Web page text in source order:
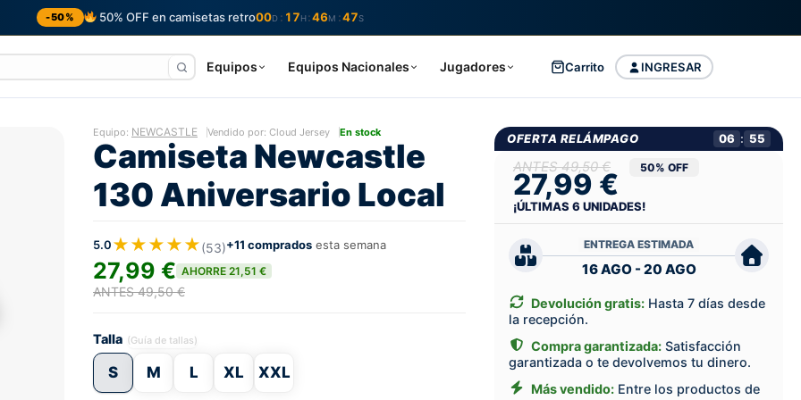
-50% 50% OFF en camisetas retro00D : 17H :46M :46S
Equipos Equipos Nacionales Jugadores INGRESAR
Carrito
Equipo: NEWCASTLE Vendido por: Cloud Jersey En stock
Camiseta Newcastle
130 Aniversario Local
5.0★★★★★(53)+11 comprados esta semana
27,99 € AHORRE 21,51 €
ANTES 49,50 €
Talla (Guía de tallas)
S M L XL XXL
OFERTA RELÁMPAGO 06 : 54
49,50 €
27,99 € 50% OFF
¡ÚLTIMAS6 UNIDADES!
ENTREGA ESTIMADA
16 AGO - 20 AGO
Devolución gratis: Hasta 7 días desde
la recepción.
Compra garantizada: Satisfacción
garantizada o te devolvemos tu dinero.
Más vendido: Entre los productos de